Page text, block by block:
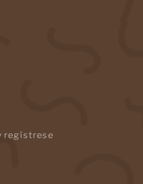
regístrese